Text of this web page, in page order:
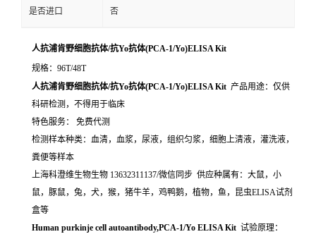
是否进口 否
人抗浦肯野细胞抗体/抗Yo抗体(PCA-1/Yo)ELISA Kit
规格：96T/48T
人抗浦肯野细胞抗体/抗Yo抗体(PCA-1/Yo)ELISA Kit 产品用途：仅供
科研检测，不得用于临床
特色服务： 免费代测
检测样本种类：血清，血浆，尿液，组织匀浆，细胞上清液，灌洗液，
粪便等样本
上海科澄维生物生物 13632311137/微信同步 供应种属有：大鼠，小
鼠，豚鼠，兔，犬，猴，猪牛羊，鸡鸭鹅，植物，鱼，昆虫ELISA试剂
盒等
Human purkinje cell autoantibody,PCA-1/Yo ELISA Kit 试验原理：